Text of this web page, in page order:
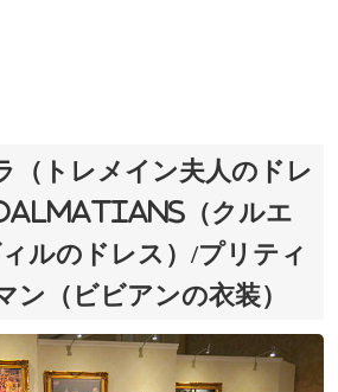
（トレメイン夫人のドレ
（クルエ
ルのドレス）/プリティ
ン（ビビアンの衣装）